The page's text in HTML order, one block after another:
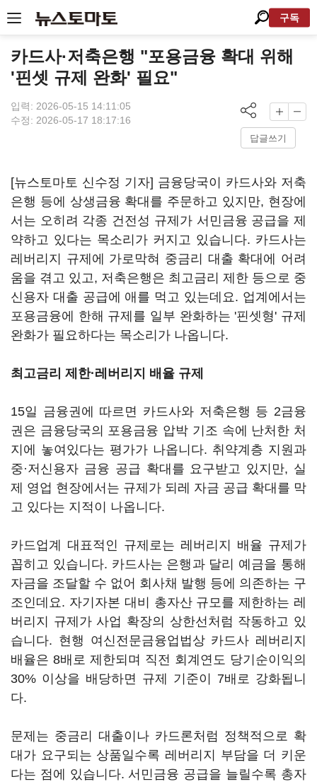
구독
카드사·저축은행 "포용금융 확대 위해
'핀셋 규제 완화' 필요"
입력: 2026-05-15 14:11:05
수정: 2026-05-17 18:17:16
답글쓰기
[뉴스토마토 신수정 기자] 금융당국이 카드사와 저축
은행 등에 상생금융 확대를 주문하고 있지만, 현장에
서는 오히려 각종 건전성 규제가 서민금융 공급을 제
약하고 있다는 목소리가 커지고 있습니다. 카드사는
레버리지 규제에 가로막혀 중금리 대출 확대에 어려
움을 겪고 있고, 저축은행은 최고금리 제한 등으로 중
신용자 대출 공급에 애를 먹고 있는데요. 업계에서는
포용금융에 한해 규제를 일부 완화하는 '핀셋형' 규제
완화가 필요하다는 목소리가 나옵니다.
최고금리 제한·레버리지 배율 규제
15일 금융권에 따르면 카드사와 저축은행 등 2금융
권은 금융당국의 포용금융 압박 기조 속에 난처한 처
지에 놓여있다는 평가가 나옵니다. 취약계층 지원과
중·저신용자 금융 공급 확대를 요구받고 있지만, 실
제 영업 현장에서는 규제가 되레 자금 공급 확대를 막
고 있다는 지적이 나옵니다.
카드업계 대표적인 규제로는 레버리지 배율 규제가
꼽히고 있습니다. 카드사는 은행과 달리 예금을 통해
자금을 조달할 수 없어 회사채 발행 등에 의존하는 구
조인데요. 자기자본 대비 총자산 규모를 제한하는 레
버리지 규제가 사업 확장의 상한선처럼 작동하고 있
습니다. 현행 여신전문금융업법상 카드사 레버리지
배율은 8배로 제한되며 직전 회계연도 당기순이익의
30% 이상을 배당하면 규제 기준이 7배로 강화됩니
다.
문제는 중금리 대출이나 카드론처럼 정책적으로 확
대가 요구되는 상품일수록 레버리지 부담을 더 키운
다는 점에 있습니다. 서민금융 공급을 늘릴수록 총자